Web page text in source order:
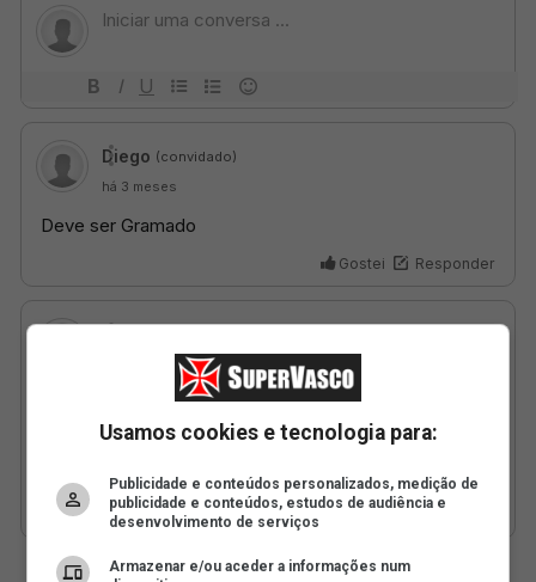
Usamos cookies e tecnologia para:
Publicidade e conteúdos personalizados, medição de
publicidade e conteúdos, estudos de audiência e
desenvolvimento de serviços
Armazenar e/ou aceder a informações num